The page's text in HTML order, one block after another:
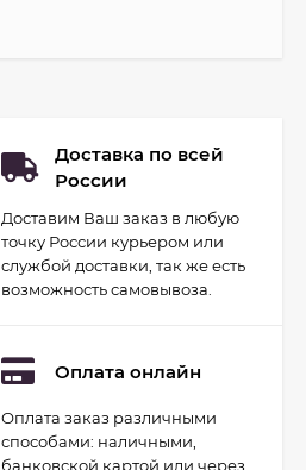
Доставка по всей
России
Доставим Ваш заказ в любую
точку России курьером или
службой доставки, так же есть
возможность самовывоза.
Оплата онлайн
Оплата заказ различными
способами: наличными,
банковской картой или через
Набор для
гидропоники Uniel
минисад Aqua.